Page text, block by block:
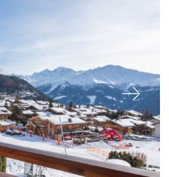
À propos
Nos experts
Contacter
Next